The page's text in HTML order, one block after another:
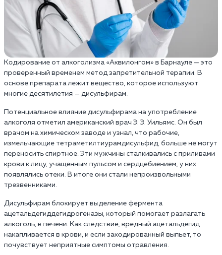
Кодирование от алкоголизма «Аквилонгом» в Барнауле — это
проверенный временем метод запретительной терапии. В
основе препарата лежит вещество, которое используют
многие десятилетия — дисульфирам.
Потенциальное влияние дисульфирама на употребление
алкоголя отметил американский врач Э. Э. Уильямс. Он был
врачом на химическом заводе и узнал, что рабочие,
измельчающие тетраметилтиурамдисульфид, больше не могут
переносить спиртное. Эти мужчины сталкивались с приливами
крови к лицу, учащенным пульсом и сердцебиением, у них
появлялись отеки. В итоге они стали непроизвольными
трезвенниками.
Дисульфирам блокирует выделение фермента
ацетальдегиддегидрогеназы, который помогает разлагать
алкоголь, в печени. Как следствие, вредный ацетальдегид
накапливается в крови, и если закодированный выпьет, то
почувствует неприятные симптомы отравления.